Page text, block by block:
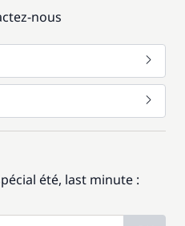
nous
été, last minute :